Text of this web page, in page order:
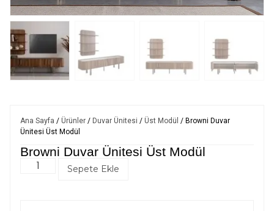
Ana Sayfa / Ürünler / Duvar Ünitesi / Üst Modül / Browni Duvar
Ünitesi Üst Modül
Browni Duvar Ünitesi Üst Modül
Sepete Ekle